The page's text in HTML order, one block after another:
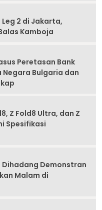
Leg 2 di Jakarta,
Kamboja
Peretasan Bank
Bulgaria dan
Z Fold8 Ultra, dan Z
Spesifikasi
Demonstran
Malam di